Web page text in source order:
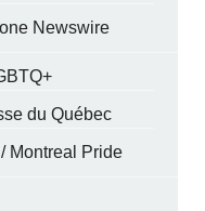
Newswire
du Québec
Montreal Pride